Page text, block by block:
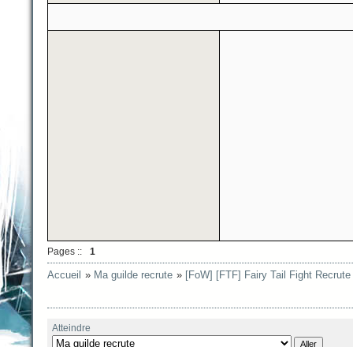
Pages :: 1
Accueil » Ma guilde recrute » [FoW] [FTF] Fairy Tail Fight
Atteindre